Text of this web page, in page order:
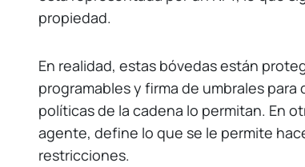
propiedad.
En realidad, estas bóvedas están
programables y firma de umbrales
políticas de la cadena lo permitan. En
agente, define lo que se le permite
restricciones.